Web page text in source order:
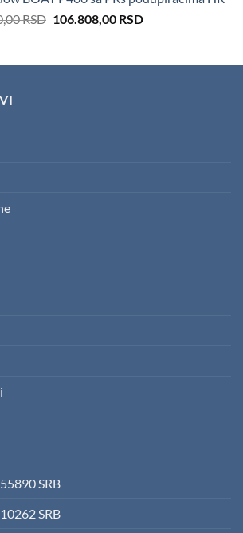
166.600,00 RSD.151.410,00 RSD.
RSD Original
134.850,00 RSD.
106.808,00 RSDCurrent
106.808,00 RSD.
SRB
SRB